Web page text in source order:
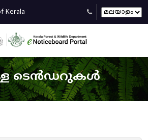
Kerala
ടെൻഡറുകൾ